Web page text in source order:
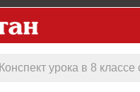
Конспект урока в 8